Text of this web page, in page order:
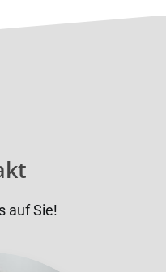
auf Sie!